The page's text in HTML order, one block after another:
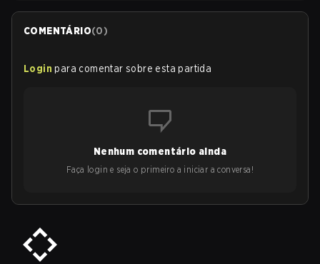
COMENTÁRIO(0)
Login para comentar sobre esta partida
Nenhum comentário ainda
Faça login e seja o primeiro a iniciar a conversa!